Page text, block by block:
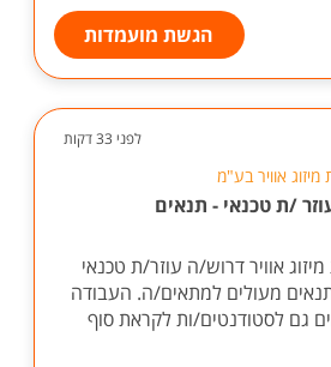
הגשת מועמדות
לפני 33 דקות
אוויר בע"מ
/ת טכנאי - תנאים
אוויר דרוש/ה עוזר/ת טכנאי
מעולים למתאים/ה. העבודה
גם לסטודנטים/ות לקראת סוף